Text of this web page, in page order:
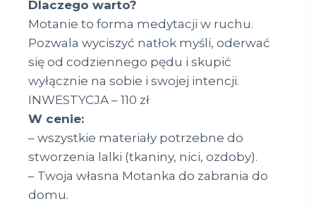
Dlaczego warto?
Motanie to forma medytacji w ruchu.
Pozwala wyciszyć natłok myśli, oderwać
się od codziennego pędu i skupić
wyłącznie na sobie i swojej intencji.
INWESTYCJA – 110 zł
W cenie:
– wszystkie materiały potrzebne do
stworzenia lalki (tkaniny, nici, ozdoby).
– Twoja własna Motanka do zabrania do
domu.